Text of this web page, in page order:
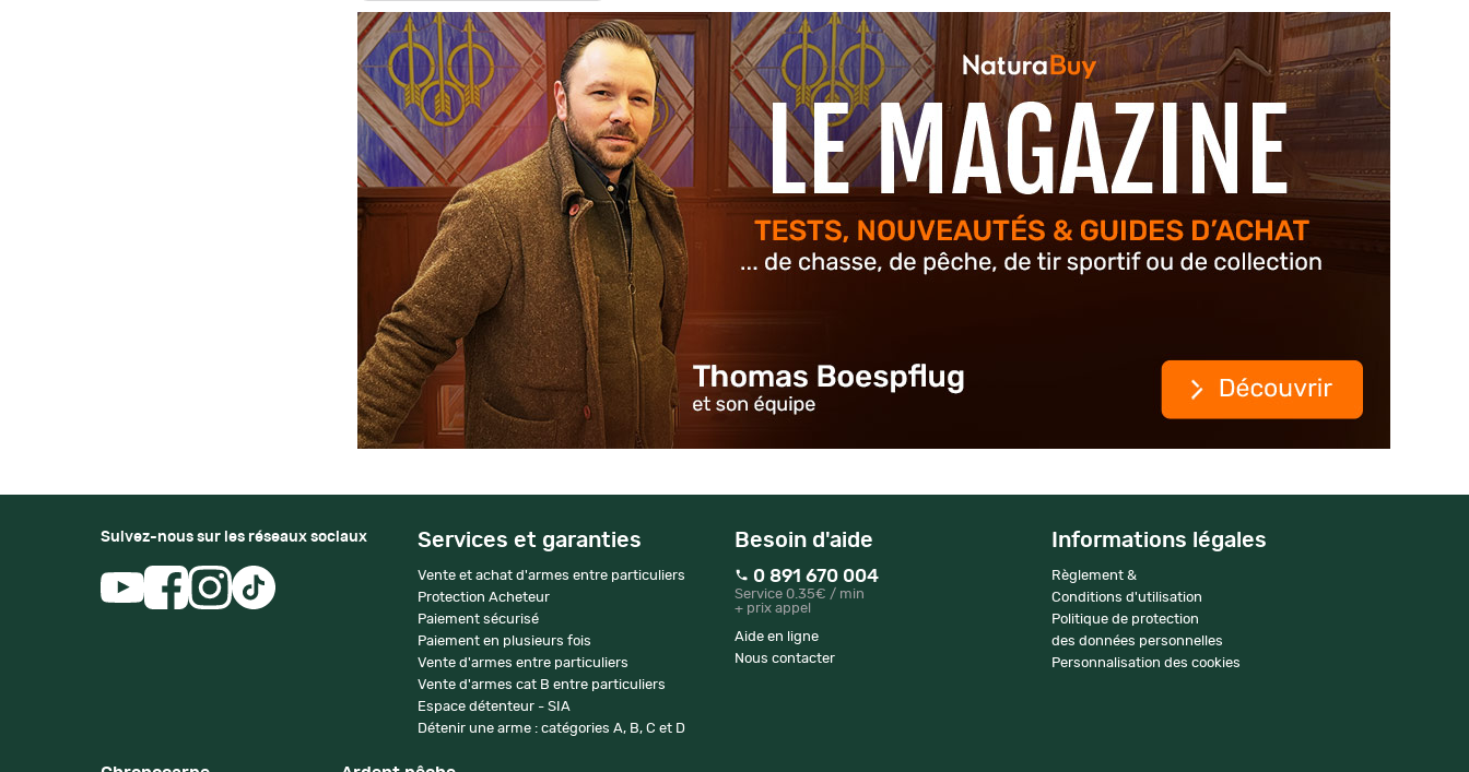
Suivez-nous sur les réseaux sociaux Services et garanties
Vente et achat d'armes entre particuliers
Protection Acheteur
Paiement sécurisé
Paiement en plusieurs fois
Vente d'armes entre particuliers
Vente d'armes cat B entre particuliers
Espace détenteur - SIA
Détenir une arme : catégories A, B, C et D
Besoin d'aide
0 891 670 004
Service 0.35€ / min
+ prix appel
Aide en ligne
Nous contacter
Informations légales
Règlement &
Conditions d'utilisation
Politique de protection
des données personnelles
Personnalisation des cookies